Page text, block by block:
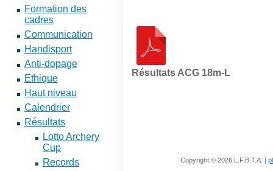
Formation des
cadres
Communication
Handisport
Anti-dopage
Ethique
Haut niveau
Calendrier
Résultats
Lotto Archery
Cup
Records
Résultats ACG 18m-L
Copyright © 2026 L.F.B.T.A. |